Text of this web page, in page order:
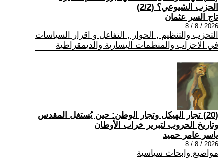
الحزب الشيوعي؟ (2/2)
تاج السر عثمان
2026 / 8 / 8
التحزب والتنظيم , الحوار , التفاعل و اقرار السياسات
في الاحزاب والمنظمات اليسارية والديمقراطية
(20) تجار الهيكل وتجار الوطن: حين يُستغل المقدس
وتاريخ الحروب لتبرير خراب الأوطان
ياسر عامر حميد
2026 / 8 / 8
مواضيع وابحاث سياسية